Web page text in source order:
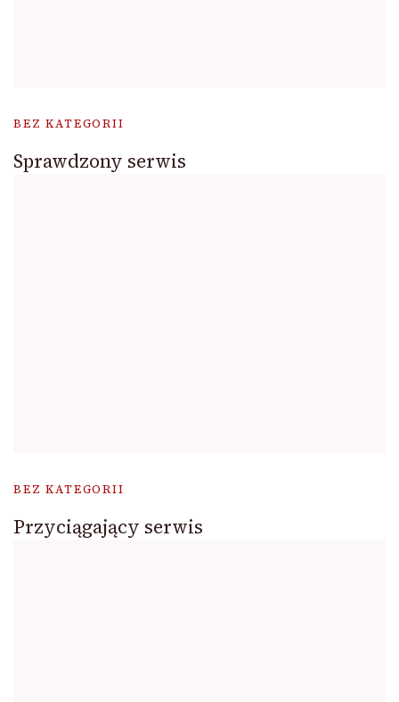
BEZ KATEGORII
Sprawdzony serwis
BEZ KATEGORII
Przyciągający serwis